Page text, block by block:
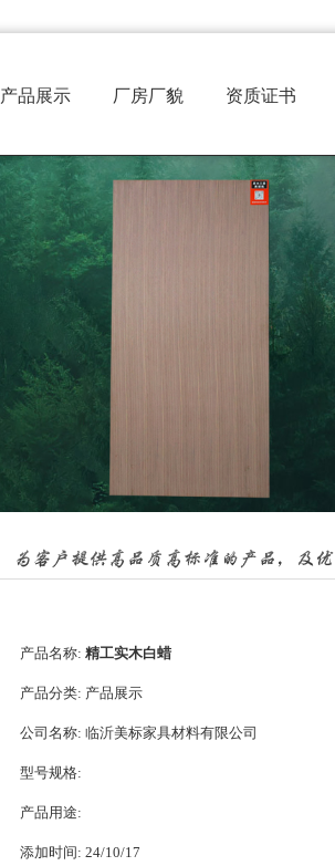
产品展示 厂房厂貌 资质证书
产品名称: 精工实木白蜡
产品分类: 产品展示
公司名称: 临沂美标家具材料有限公司
型号规格:
产品用途:
添加时间: 24/10/17